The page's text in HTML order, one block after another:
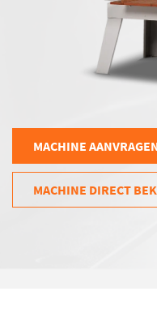
MACHINE
MACHINE DIRECT